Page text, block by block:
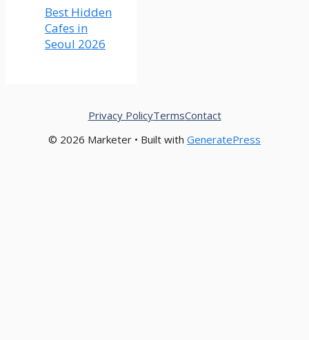
Best Hidden
Cafes in
Seoul 2026
© 2026 Marketer • Built with GeneratePress
Privacy PolicyTermsContact